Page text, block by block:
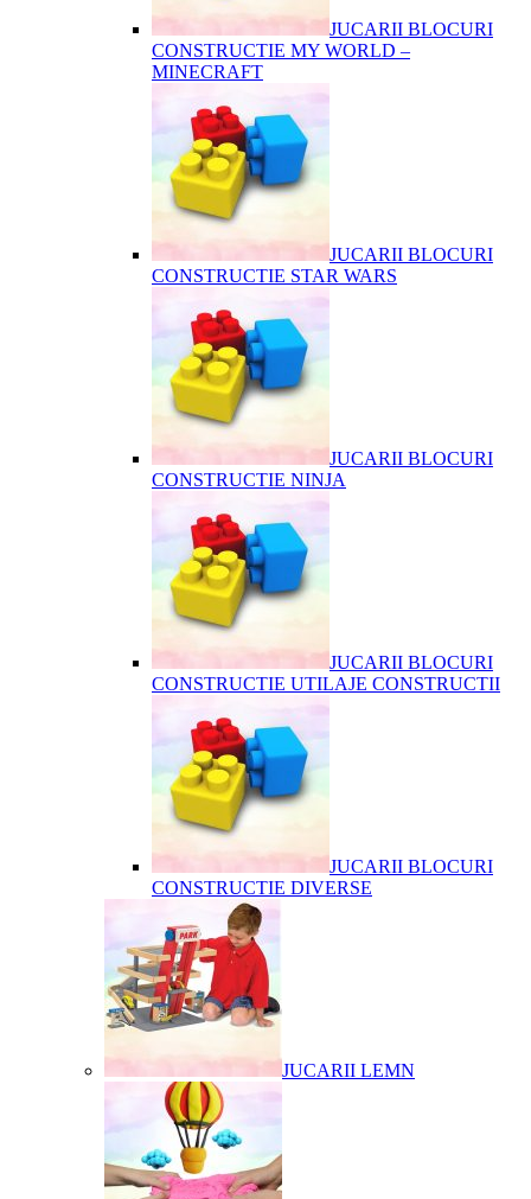
JUCARII BLOCURI
CONSTRUCTIE MY WORLD –
MINECRAFT
JUCARII BLOCURI
CONSTRUCTIE STAR WARS
JUCARII BLOCURI
CONSTRUCTIE NINJA
JUCARII BLOCURI
CONSTRUCTIE UTILAJE CONSTRUCTII
JUCARII BLOCURI
CONSTRUCTIE DIVERSE
JUCARII LEMN